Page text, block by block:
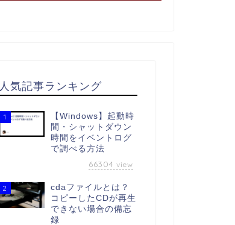
人気記事ランキング
1
【Windows】起動時
間・シャットダウン
時間をイベントログ
で調べる方法
66304 view
2
cdaファイルとは？
コピーしたCDが再生
できない場合の備忘
録